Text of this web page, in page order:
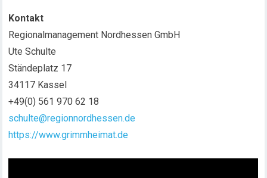
Kontakt
Regionalmanagement Nordhessen GmbH
Ute Schulte
Ständeplatz 17
34117 Kassel
+49(0) 561 970 62 18
schulte@regionnordhessen.de
https://www.grimmheimat.de